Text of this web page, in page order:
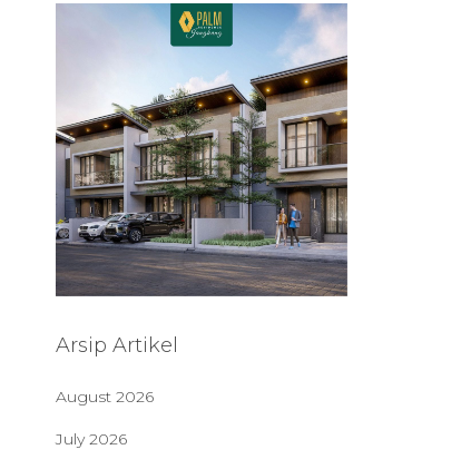
Arsip Artikel
August 2026
July 2026